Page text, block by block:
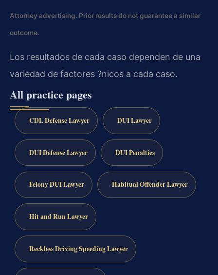
Attorney advertising. Prior results do not guarantee a similar
outcome.
Los resultados de cada caso dependen de una
variedad de factores ?nicos a cada caso.
All practice pages
CDL Defense Lawyer DUI Lawyer
DUI Defense Lawyer DUI Penalties
Felony DUI Lawyer Habitual Offender Lawyer
Hit and Run Lawyer
Reckless Driving Speeding Lawyer